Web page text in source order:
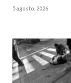
5 agosto, 2026